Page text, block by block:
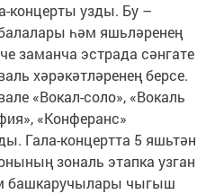
концерты узды. Бу –
һәм яшьләренең
заманча эстрада сәнгате
хәрәкәтләренең берсе.
«Вокал-соло», «Вокаль
«Конферанс»
Гала-концертта 5 яшьтән
зональ этапка узган
башкаручылары чыгыш